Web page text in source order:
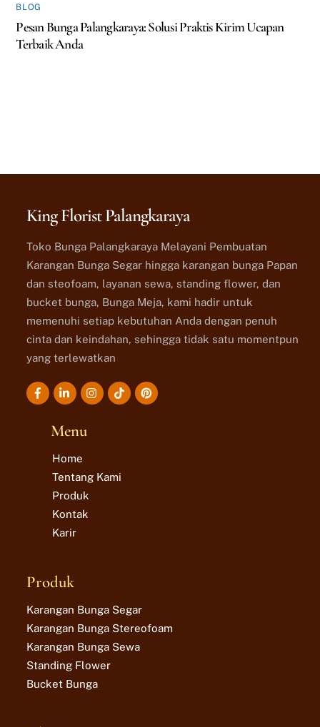
BLOG
Pesan Bunga Palangkaraya: Solusi Praktis Kirim Ucapan
Terbaik Anda
King Florist Palangkaraya
Toko Bunga Palangkaraya Melayani Pembuatan
Karangan Bunga Segar hingga karangan bunga Papan
dan steofoam, layanan sewa, standing flower, dan
bucket bunga, Bunga Meja, kami hadir untuk
memenuhi setiap kebutuhan Anda dengan penuh
cinta dan keindahan, sehingga tidak satu momentpun
yang terlewatkan
Icon
Icon Icon Icon
Menu
Home
Tentang Kami
Produk
Kontak
Karir
Produk
Karangan Bunga Segar
Karangan Bunga Stereofoam
Karangan Bunga Sewa
Standing Flower
Bucket Bunga